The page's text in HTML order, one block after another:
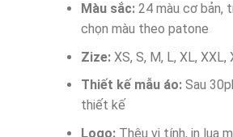
Màu sắc: 24 màu cơ bản,
chọn màu theo patone
Zize: XS, S, M, L, XL, XXL,
Thiết kế mẫu áo: Sau
thiết kế
Logo: Thêu vi tính, in lụa